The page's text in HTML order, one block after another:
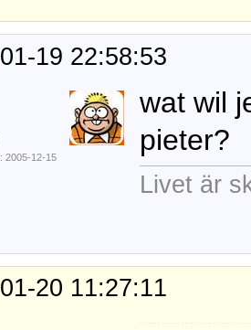
19 22:58:53
2005-12-15
wat wil
pieter?
Livet är
20 11:27:11